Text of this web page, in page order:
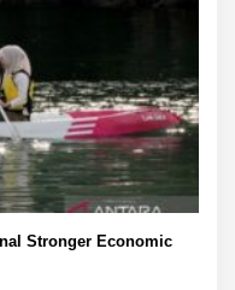
Stronger Economic